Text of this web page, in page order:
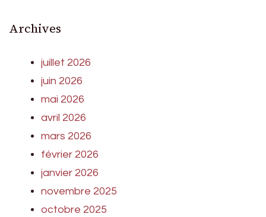
Archives
juillet 2026
juin 2026
mai 2026
avril 2026
mars 2026
février 2026
janvier 2026
novembre 2025
octobre 2025